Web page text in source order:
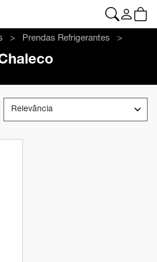
Prendas Refrigerantes